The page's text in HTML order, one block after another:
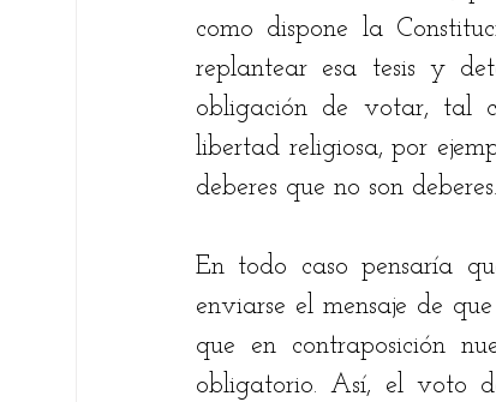
como dispone la
replantear esa tesis y
obligación de votar, tal
libertad religiosa, por
deberes que no son deberes.
En todo caso pensaría
enviarse el mensaje de
que en contraposición
obligatorio. Así, el voto